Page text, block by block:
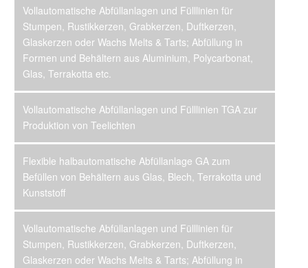
Vollautomatische Abfüllanlagen und Fülllinien für
Stumpen, Rustikkerzen, Grabkerzen, Duftkerzen,
Glaskerzen oder Wachs Melts & Tarts; Abfüllung in
Formen und Behältern aus Aluminium, Polycarbonat,
Glas, Terrakotta etc.
Vollautomatische Abfüllanlagen und Fülllinien TGA zur
Produktion von Teelichten
Flexible halbautomatische Abfüllanlage GA zum
Befüllen von Behältern aus Glas, Blech, Terrakotta und
Kunststoff
Vollautomatische Abfüllanlagen und Fülllinien für
Stumpen, Rustikkerzen, Grabkerzen, Duftkerzen,
Glaskerzen oder Wachs Melts & Tarts; Abfüllung in